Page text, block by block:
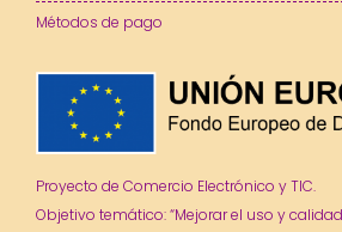
Métodos de pago
Proyecto de Comercio Electrónico y TIC.
Objetivo temático: “Mejorar el uso y